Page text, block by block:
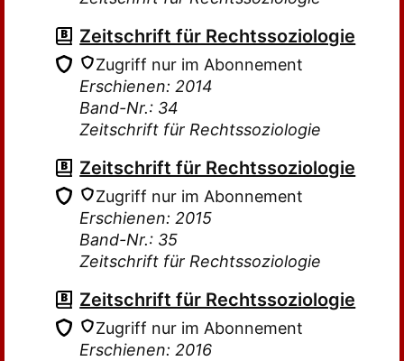
Zeitschrift für Rechtssoziologie
Zugriff nur im Abonnement
Erschienen: 2014
Band-Nr.: 34
Zeitschrift für Rechtssoziologie
Zeitschrift für Rechtssoziologie
Zugriff nur im Abonnement
Erschienen: 2015
Band-Nr.: 35
Zeitschrift für Rechtssoziologie
Zeitschrift für Rechtssoziologie
Zugriff nur im Abonnement
Erschienen: 2016